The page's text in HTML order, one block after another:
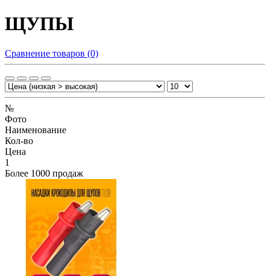
ЩУПЫ
Сравнение товаров (0)
№
Фото
Наименование
Кол-во
Цена
1
Более 1000 продаж